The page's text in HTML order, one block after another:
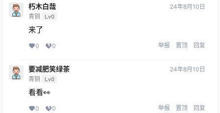
朽木白哉
青铜 Lv0
24年8月10日
来了
0 0 举报 置顶 回复
要减肥笑绿茶
青铜 Lv0
24年8月10日
看看👀
0 0 举报 置顶 回复